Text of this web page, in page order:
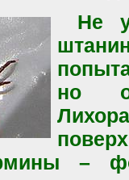
Не
но
–